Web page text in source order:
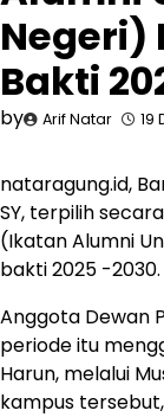
Negeri)
Bakti
by Arif Natar 19
nataragung.id,
SY, terpilih
(Ikatan Alumni
bakti 2025 -2030.
Anggota Dewan
periode itu
Harun, melalui
kampus